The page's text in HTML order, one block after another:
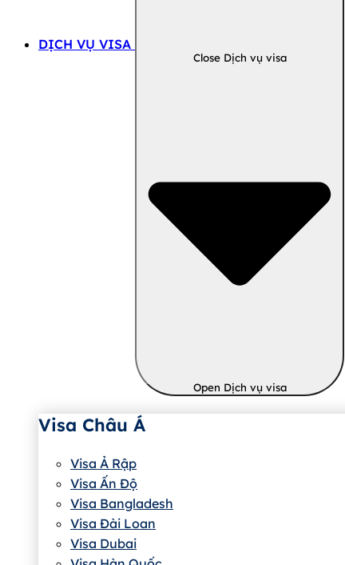
DỊCH VỤ VISA
Close Dịch vụ visa
Open Dịch vụ visa
Visa Châu Á
Visa Ả Rập
Visa Ấn Độ
Visa Bangladesh
Visa Đài Loan
Visa Dubai